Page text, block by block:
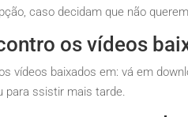
caso decidam que não
os vídeos
vídeos baixados em: vá em
para ssistir mais tarde.